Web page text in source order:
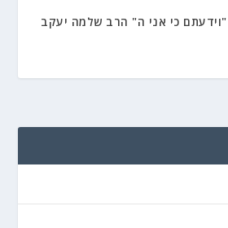
כי אני ה" הרב שלמה יעקב